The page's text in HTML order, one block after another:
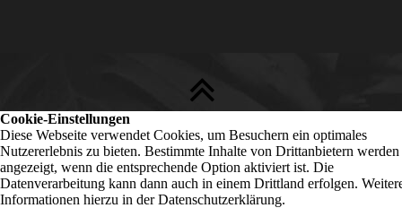
Cookie-Einstellungen
Diese Webseite verwendet Cookies, um Besuchern ein optimales
Nutzererlebnis zu bieten. Bestimmte Inhalte von Drittanbietern
angezeigt, wenn die entsprechende Option aktiviert ist. Die
Datenverarbeitung kann dann auch in einem Drittland erfolgen.
Informationen hierzu in der Datenschutzerklärung.